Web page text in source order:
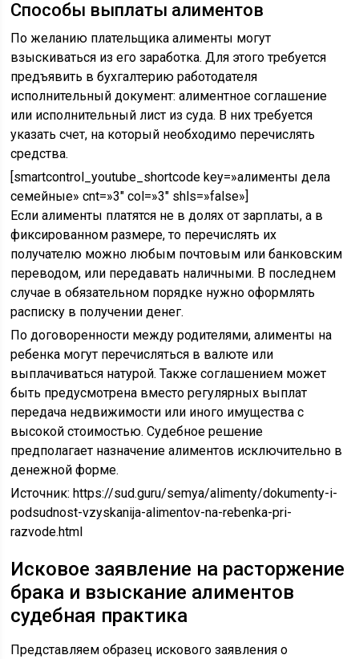
Способы выплаты алиментов
По желанию плательщика алименты могут
взыскиваться из его заработка. Для этого требуется
предъявить в бухгалтерию работодателя
исполнительный документ: алиментное соглашение
или исполнительный лист из суда. В них требуется
указать счет, на который необходимо перечислять
средства.
[smartcontrol_youtube_shortcode key=»алименты дела
семейные» cnt=»3″ col=»3″ shls=»false»]
Если алименты платятся не в долях от зарплаты, а в
фиксированном размере, то перечислять их
получателю можно любым почтовым или банковским
переводом, или передавать наличными. В последнем
случае в обязательном порядке нужно оформлять
расписку в получении денег.
По договоренности между родителями, алименты на
ребенка могут перечисляться в валюте или
выплачиваться натурой. Также соглашением может
быть предусмотрена вместо регулярных выплат
передача недвижимости или иного имущества с
высокой стоимостью. Судебное решение
предполагает назначение алиментов исключительно в
денежной форме.
Источник:https://sud.guru/semya/alimenty/dokumenty-i-
podsudnost-vzyskanija-alimentov-na-rebenka-pri-
razvode.html
Исковое заявление на расторжение
брака и взыскание алиментов
судебная практика
Представляем образец искового заявления о